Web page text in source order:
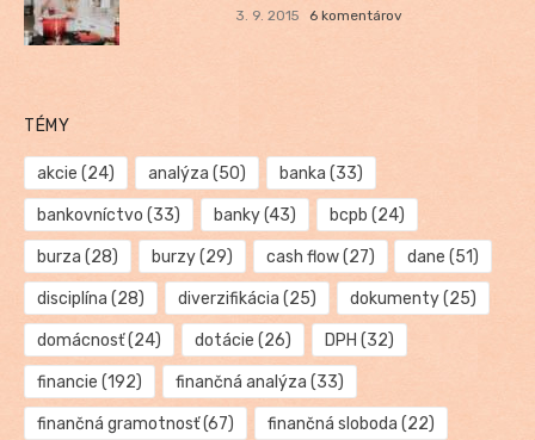
3. 9. 2015 6 komentárov
TÉMY
akcie (24) analýza (50) banka (33)
bankovníctvo (33) banky(43) bcpb (24)
burza (28) burzy(29) cash flow(27) dane (51)
disciplína (28) diverzifikácia (25) dokumenty(25)
domácnosť(24) dotácie (26) DPH (32)
financie (192) finančná analýza (33)
finančná gramotnosť(67) finančná sloboda (22)